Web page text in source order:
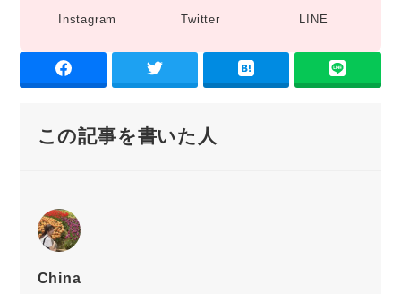
Instagram Twitter LINE
この記事を書いた人
China